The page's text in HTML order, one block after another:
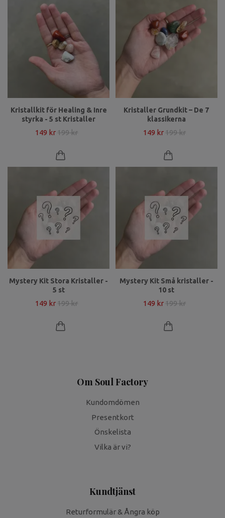
Kristallkit för Healing & Inre
styrka - 5 st Kristaller
149 kr 199 kr
Kristaller Grundkit – De 7
klassikerna
149 kr199 kr
Mystery Kit Stora Kristaller -
5 st
149 kr 199 kr
Mystery Kit Små kristaller -
10 st
149 kr199 kr
Om Soul Factory
Kundomdömen
Presentkort
Önskelista
Vilka är vi?
Kundtjänst
Returformulär & Ångra köp